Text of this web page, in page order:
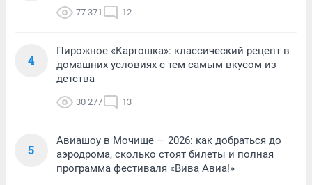
77 371 12
4
Пирожное «Картошка»: классический рецепт в
домашних условиях с тем самым вкусом из
детства
30 277 13
5
Авиашоу в Мочище — 2026: как добраться до
аэродрома, сколько стоят билеты и полная
программа фестиваля «Вива Авиа!»